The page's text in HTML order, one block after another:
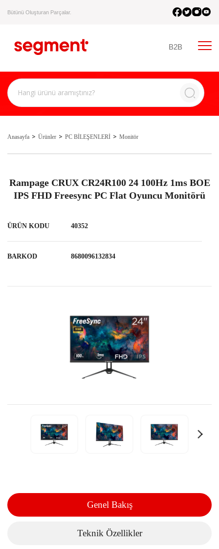
Bütünü Oluşturan Parçalar.
B2B
Anasayfa Ürünler PC BİLEŞENLERİ Monitör
Rampage CRUX CR24R100 24 100Hz 1ms BOE
IPS FHD Freesync PC Flat Oyuncu Monitörü
ÜRÜN KODU 40352
BARKOD 8680096132834
Genel Bakış
Teknik Özellikler